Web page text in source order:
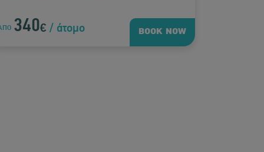
BOOK NOW
340€ / άτομο